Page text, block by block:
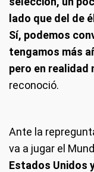
lado que del de
Sí, podemos
tengamos más
pero en realidad
reconoció.
Ante la
va a jugar el
Estados Unidos